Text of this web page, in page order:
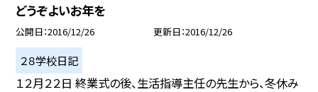
どうぞよいお年を
公開日 2016/12/26 更新日 2016/12/26
２８学校日記
１２月２２日 終業式の後、生活指導主任の先生から、冬休み